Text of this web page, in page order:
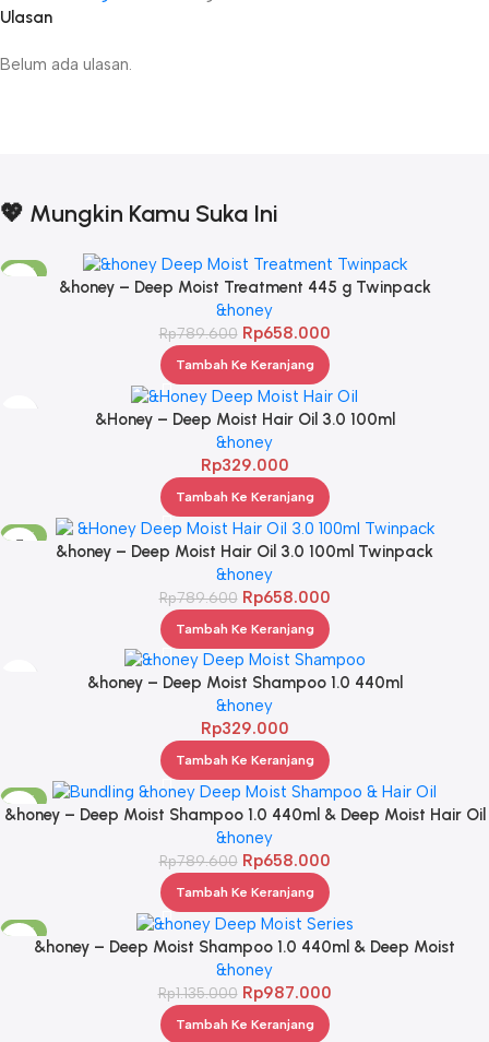
Ulasan
Belum ada ulasan.
💖 Mungkin Kamu Suka Ini
-17%
&honey – Deep Moist Treatment 445 g Twinpack
&honey
Rp789.600 Rp658.000
Tambah Ke Keranjang
&Honey – Deep Moist Hair Oil 3.0 100ml
&honey
Rp329.000
Tambah Ke Keranjang
-17%
&honey – Deep Moist Hair Oil 3.0 100ml Twinpack
&honey
Rp789.600 Rp658.000
Tambah Ke Keranjang
&honey – Deep Moist Shampoo 1.0 440ml
&honey
Rp329.000
Tambah Ke Keranjang
-17%
&honey – Deep Moist Shampoo 1.0 440ml & Deep Moist Hair Oil
3.0 100ml
&honey
Rp789.600 Rp658.000
Tambah Ke Keranjang
-13%
&honey – Deep Moist Shampoo 1.0 440ml & Deep Moist
Treatment 2.0 445Gr & Deep Moist Hair Oil 3.0 100ml
&honey
Rp1.135.000 Rp987.000
Tambah Ke Keranjang